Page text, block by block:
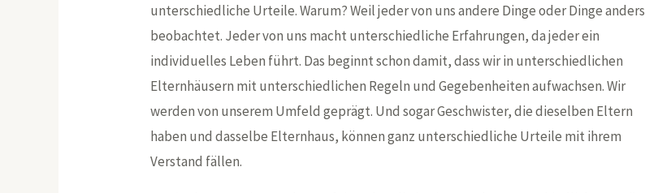
unterschiedliche Urteile. Warum? Weil jeder von uns andere Dinge oder Dinge anders
beobachtet. Jeder von uns macht unterschiedliche Erfahrungen, da jeder ein
individuelles Leben führt. Das beginnt schon damit, dass wir in unterschiedlichen
Elternhäusern mit unterschiedlichen Regeln und Gegebenheiten aufwachsen. Wir
werden von unserem Umfeld geprägt. Und sogar Geschwister, die dieselben Eltern
haben und dasselbe Elternhaus, können ganz unterschiedliche Urteile mit ihrem
Verstand fällen.